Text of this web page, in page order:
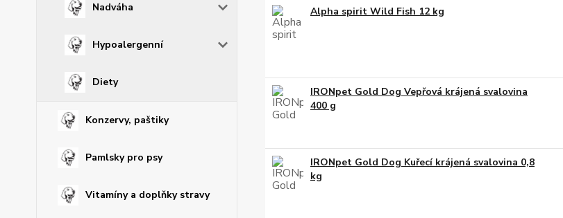
Nadváha
Hypoalergenní
Diety
Konzervy, paštiky
Pamlsky pro psy
Vitamíny a doplňky stravy
Alpha spirit Wild Fish 12 kg
IRONpet Gold Dog Vepřová krájená svalovina
400 g
IRONpet Gold Dog Kuřecí krájená svalovina 0,8
kg